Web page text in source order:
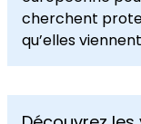
cherchent
qu’elles